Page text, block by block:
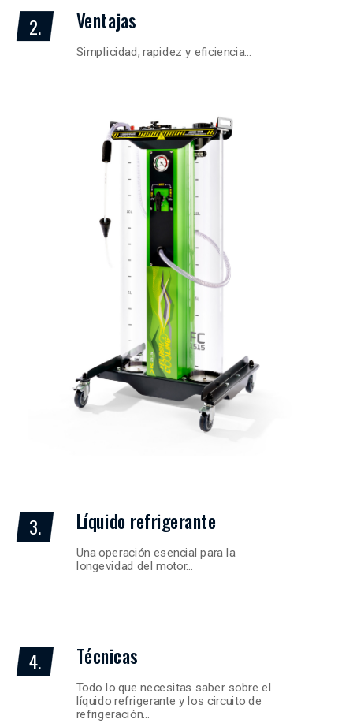
2. Ventajas
Simplicidad, rapidez y eficiencia…
3. Líquido refrigerante
Una operación esencial para la
longevidad del motor…
4. Técnicas
Todo lo que necesitas saber sobre el
líquido refrigerante y los circuito de
refrigeración…